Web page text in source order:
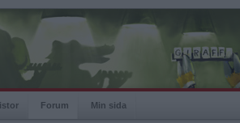
Forum Min sida